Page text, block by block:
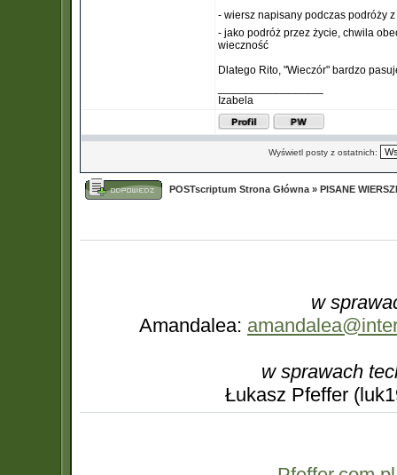
- wiersz napisany podczas podróży
- jako podróż przez życie, chwila
wieczność
Dlatego Rito, "Wieczór" bardzo
Izabela
Wyświetl posty z ostatnich:
POSTscriptum Strona Główna » PISANE
w
Amandalea:
w sprawach
Łukasz Pfeffer